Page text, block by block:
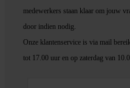
medewerkers staan klaar om jouw
door indien nodig.
Onze klantenservice is via mail
tot 17.00 uur en op zaterdag van